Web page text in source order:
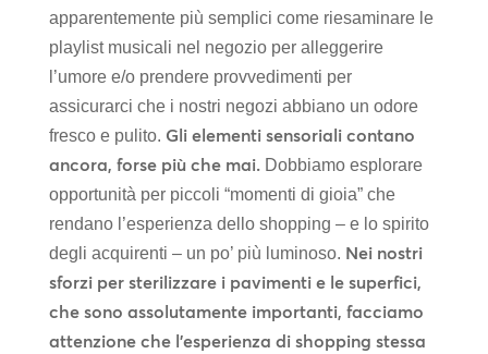
apparentemente più semplici come riesaminare le
playlist musicali nel negozio per alleggerire
l’umore e/o prendere provvedimenti per
assicurarci che i nostri negozi abbiano un odore
fresco e pulito. Gli elementi sensoriali contano
ancora, forse più che mai.Dobbiamo esplorare
opportunità per piccoli “momenti di gioia” che
rendano l’esperienza dello shopping – e lo spirito
degli acquirenti – un po’ più luminoso. Nei nostri
sforzi per sterilizzare i pavimenti e le superfici,
che sono assolutamente importanti, facciamo
attenzione che l’esperienza di shopping stessa